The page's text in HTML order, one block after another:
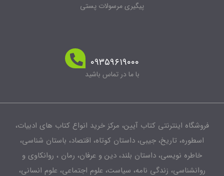
پیگیری مرسولات پستی
۰۹۳۵۹۶۱۹۰۰۰
با ما در تماس باشید
فروشگاه اینترنتی کتاب آیین، مرکز خرید انواع کتاب های ادبیات،
اسطوره، تاریخ، جیبی، داستان کوتاه، اقتصاد، باستان شناسی،
خاطره نویسی، داستان بلند، دین و عرفان، رمان ، روانکاوی و
روانشناسی، زندگی نامه، سیاست، علوم اجتماعی، علوم انسانی،